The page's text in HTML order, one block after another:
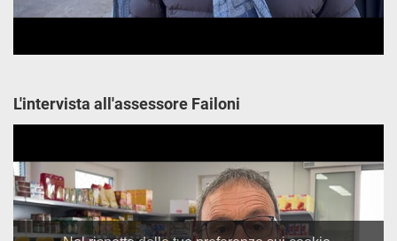
L'intervista all'assessore Failoni